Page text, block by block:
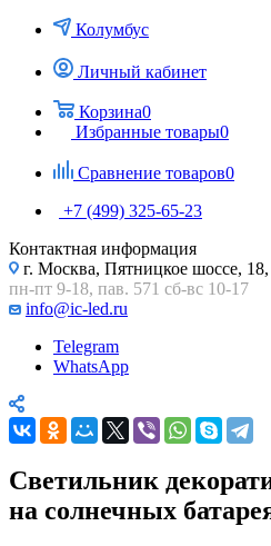
Колумбус
Личный кабинет
Корзина0
Избранные товары0
Сравнение товаров0
+7 (499) 325-65-23
Контактная информация
г. Москва, Пятницкое шоссе,
пн-пт 9-18, пав. 571 сб-вс 10-17
info@ic-led.ru
Telegram
WhatsApp
Светильник
на солнечных